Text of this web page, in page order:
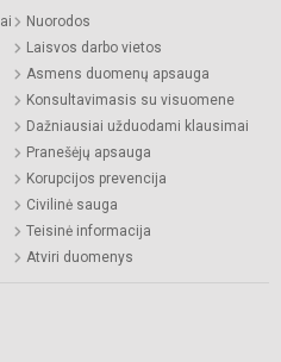
Nuorodos
Laisvos darbo vietos
Asmens duomenų apsauga
Konsultavimasis su visuomene
Dažniausiai užduodami klausimai
Pranešėjų apsauga
Korupcijos prevencija
Civilinė sauga
Teisinė informacija
Atviri duomenys